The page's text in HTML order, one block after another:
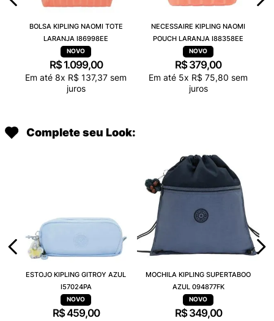
BOLSA KIPLING NAOMI TOTE
LARANJA I86998EE
R$ 1.099,00
Em até 8x R$ 137,37 sem
juros
NECESSAIRE KIPLING NAOMI
POUCH LARANJA I88358EE
R$ 379,00
Em até 5x R$ 75,80 sem
juros
Complete seu Look:
ESTOJO KIPLING GITROY AZUL
I57024PA
R$459,00
MOCHILA KIPLING SUPERTABOO
AZUL 094877FK
R$ 349,00